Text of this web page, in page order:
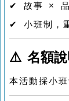
✔ 故事 × 品
✔ 小班制，
⚠️ 名額說
本活動採小